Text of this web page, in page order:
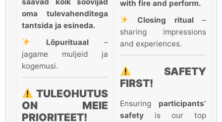
oma tulevahenditega
tantsida ja esineda.
Lõpurituaal–
jagame muljeid ja
kogemusi.
TULEOHUTUS
ON MEIE
PRIORITEET!
with fire and perform.
Closing ritual–
sharing impressions
and experiences.
SAFETY
FIRST!
Ensuring participants’
safety is our top